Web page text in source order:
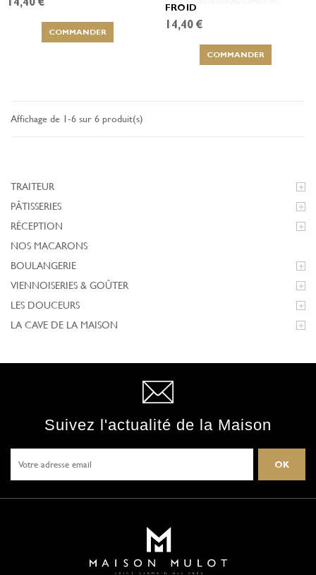
14,40 €
COMMANDER
FROID
14,40 €
COMMANDER
Affichage de 1-6 sur 6 produit(s)
TRAITEUR 
PÂTISSERIES 
RÉCEPTION 
NOS MACARONS
BOULANGERIE

VIENNOISERIES & GOÛTER 
LES DOUCEURS 
LA CAVE DE LA MAISON 
Suivez l'actualité de la Maison